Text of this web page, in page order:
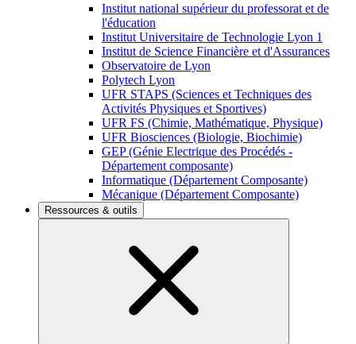
Institut national supérieur du professorat et de
l'éducation
Institut Universitaire de Technologie Lyon 1
Institut de Science Financière et d'Assurances
Observatoire de Lyon
Polytech Lyon
UFR STAPS (Sciences et Techniques des
Activités Physiques et Sportives)
UFR FS (Chimie, Mathématique, Physique)
UFR Biosciences (Biologie, Biochimie)
GEP (Génie Electrique des Procédés -
Département composante)
Informatique (Département Composante)
Mécanique (Département Composante)
Ressources & outils